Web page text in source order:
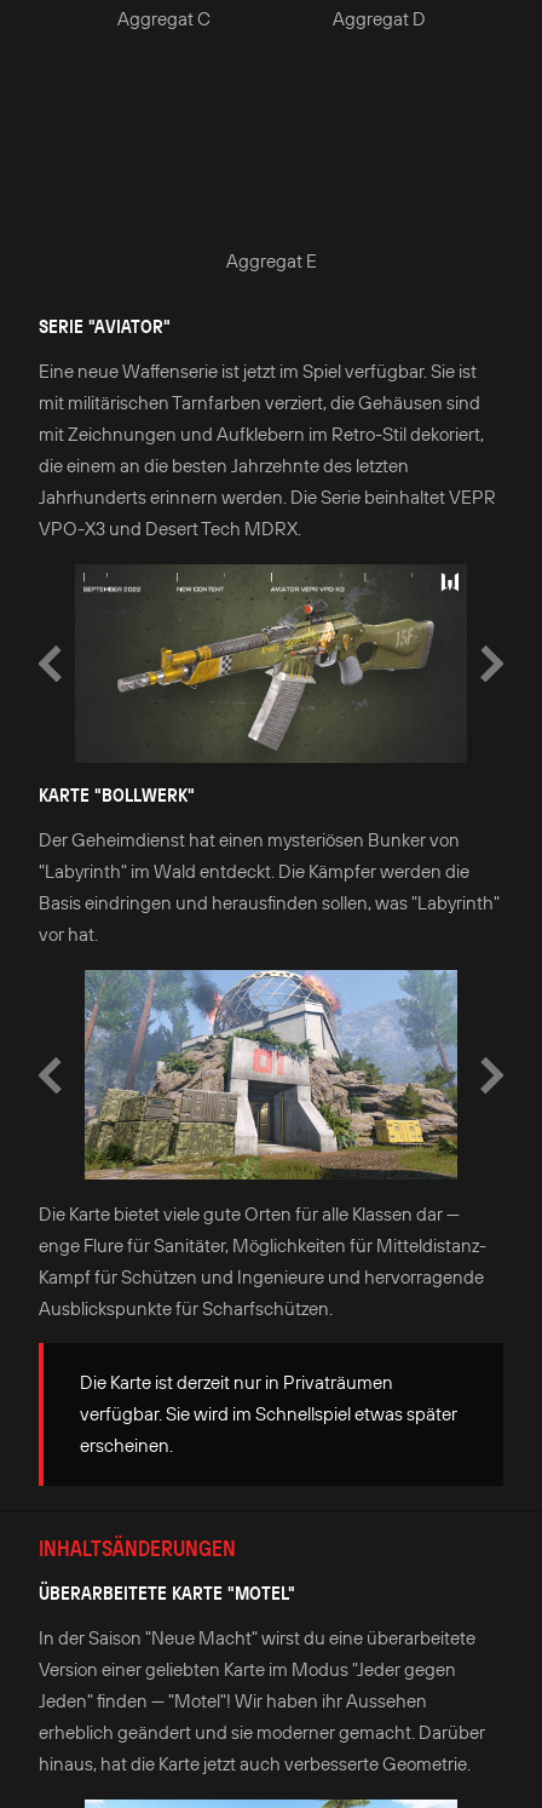
Aggregat C Aggregat D
Aggregat E
SERIE "AVIATOR"
Eine neue Waffenserie ist jetzt im Spiel verfügbar. Sie ist
mit militärischen Tarnfarben verziert, die Gehäusen sind
mit Zeichnungen und Aufklebern im Retro-Stil dekoriert,
die einem an die besten Jahrzehnte des letzten
Jahrhunderts erinnern werden. Die Serie beinhaltet VEPR
VPO-X3 und Desert Tech MDRX.
KARTE "BOLLWERK"
Der Geheimdienst hat einen mysteriösen Bunker von
"Labyrinth" im Wald entdeckt. Die Kämpfer werden die
Basis eindringen und herausfinden sollen, was "Labyrinth"
vor hat.
Die Karte bietet viele gute Orten für alle Klassen dar —
enge Flure für Sanitäter, Möglichkeiten für Mitteldistanz-
Kampf für Schützen und Ingenieure und hervorragende
Ausblickspunkte für Scharfschützen.
Die Karte ist derzeit nur in Privaträumen
verfügbar. Sie wird im Schnellspiel etwas später
erscheinen.
INHALTSÄNDERUNGEN
ÜBERARBEITETE KARTE "MOTEL"
In der Saison "Neue Macht" wirst du eine überarbeitete
Version einer geliebten Karte im Modus "Jeder gegen
Jeden" finden — "Motel"! Wir haben ihr Aussehen
erheblich geändert und sie moderner gemacht. Darüber
hinaus, hat die Karte jetzt auch verbesserte Geometrie.